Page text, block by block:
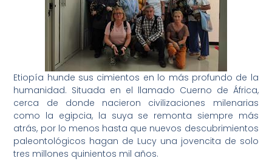
Etiopía hunde sus cimientos en lo más profundo de la
humanidad. Situada en el llamado Cuerno de África,
cerca de donde nacieron civilizaciones milenarias
como la egipcia, la suya se remonta siempre más
atrás, por lo menos hasta que nuevos descubrimientos
paleontológicos hagan de Lucy una jovencita de solo
tres millones quinientos mil años.